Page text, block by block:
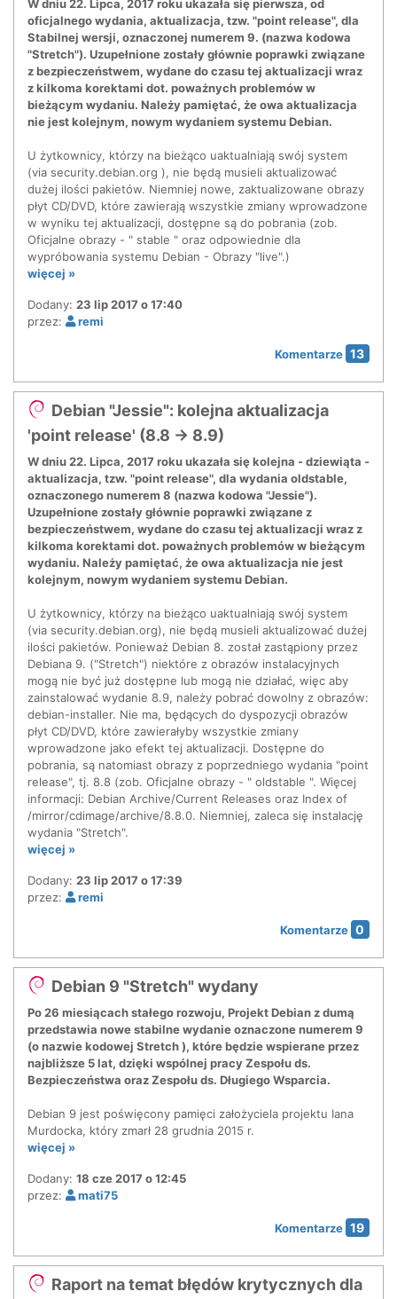
W dniu 22. Lipca, 2017 roku ukazała się pierwsza, od
oficjalnego wydania, aktualizacja, tzw. "point release", dla
Stabilnej wersji, oznaczonej numerem 9. (nazwa kodowa
"Stretch"). Uzupełnione zostały głównie poprawki związane
z bezpieczeństwem, wydane do czasu tej aktualizacji wraz
z kilkoma korektami dot. poważnych problemów w
bieżącym wydaniu. Należy pamiętać, że owa aktualizacja
nie jest kolejnym, nowym wydaniem systemu Debian.
U żytkownicy, którzy na bieżąco uaktualniają swój system
(via security.debian.org ), nie będą musieli aktualizować
dużej ilości pakietów. Niemniej nowe, zaktualizowane obrazy
płyt CD/DVD, które zawierają wszystkie zmiany wprowadzone
w wyniku tej aktualizacji, dostępne są do pobrania (zob.
Oficjalne obrazy - " stable " oraz odpowiednie dla
wypróbowania systemu Debian - Obrazy "live".)
więcej »
Dodany: 23 lip 2017 o 17:40
przez:
remi
Komentarze 13
Debian "Jessie": kolejna aktualizacja
'point release' (8.8 → 8.9)
W dniu 22. Lipca, 2017 roku ukazała się kolejna - dziewiąta -
aktualizacja, tzw. "point release", dla wydania oldstable,
oznaczonego numerem 8 (nazwa kodowa "Jessie").
Uzupełnione zostały głównie poprawki związane z
bezpieczeństwem, wydane do czasu tej aktualizacji wraz z
kilkoma korektami dot. poważnych problemów w bieżącym
wydaniu. Należy pamiętać, że owa aktualizacja nie jest
kolejnym, nowym wydaniem systemu Debian.
U żytkownicy, którzy na bieżąco uaktualniają swój system
(via security.debian.org), nie będą musieli aktualizować dużej
ilości pakietów. Ponieważ Debian 8. został zastąpiony przez
Debiana 9. ("Stretch") niektóre z obrazów instalacyjnych
mogą nie być już dostępne lub mogą nie działać, więc aby
zainstalować wydanie 8.9, należy pobrać dowolny z obrazów:
debian-installer. Nie ma, będących do dyspozycji obrazów
płyt CD/DVD, które zawierałyby wszystkie zmiany
wprowadzone jako efekt tej aktualizacji. Dostępne do
pobrania, są natomiast obrazy z poprzedniego wydania "point
release", tj. 8.8 (zob. Oficjalne obrazy - " oldstable ". Więcej
informacji: Debian Archive/Current Releases oraz Index of
/mirror/cdimage/archive/8.8.0. Niemniej, zaleca się instalację
wydania "Stretch".
więcej »
Dodany: 23 lip 2017 o 17:39
przez:
remi
Komentarze 0
Debian 9 "Stretch" wydany
Po 26 miesiącach stałego rozwoju, Projekt Debian z dumą
przedstawia nowe stabilne wydanie oznaczone numerem 9
(o nazwie kodowej Stretch ), które będzie wspierane przez
najbliższe 5 lat, dzięki wspólnej pracy Zespołu ds.
Bezpieczeństwa oraz Zespołu ds. Długiego Wsparcia.
Debian 9 jest poświęcony pamięci założyciela projektu Iana
Murdocka, który zmarł 28 grudnia 2015 r.
więcej »
Dodany: 18 cze 2017 o 12:45
przez:
mati75
Komentarze 19
Raport na temat błędów krytycznych dla